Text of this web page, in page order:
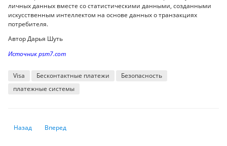
личных данных вместе со статистическими данными, созданными
искусственным интеллектом на основе данных о транзакциях
потребителя.
Автор Дарья Шуть
Источник psm7.com
Visa Бесконтактные платежи
Безопасность
платежные системы
Предыдущий: Какой смартфон Xiaomi купить в 2024 году: эксперты
Назад Следующий: Google представил новый поиск: чем
Вперед